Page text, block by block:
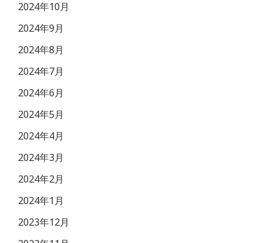
2024年10月
2024年9月
2024年8月
2024年7月
2024年6月
2024年5月
2024年4月
2024年3月
2024年2月
2024年1月
2023年12月